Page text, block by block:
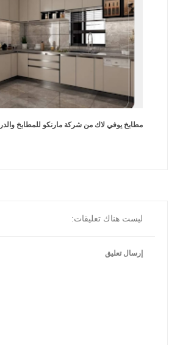
مطابخ يوفي لاك من شركة مارنكو للمطابخ
ليست هناك تعليقات:
إرسال تعليق